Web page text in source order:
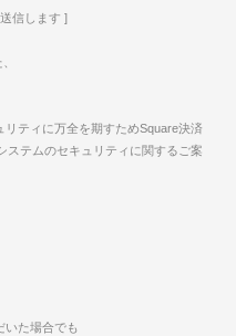
信します ]
ティに万全を期すためSquare決済
ステムのセキュリティに関するご案
いた場合でも